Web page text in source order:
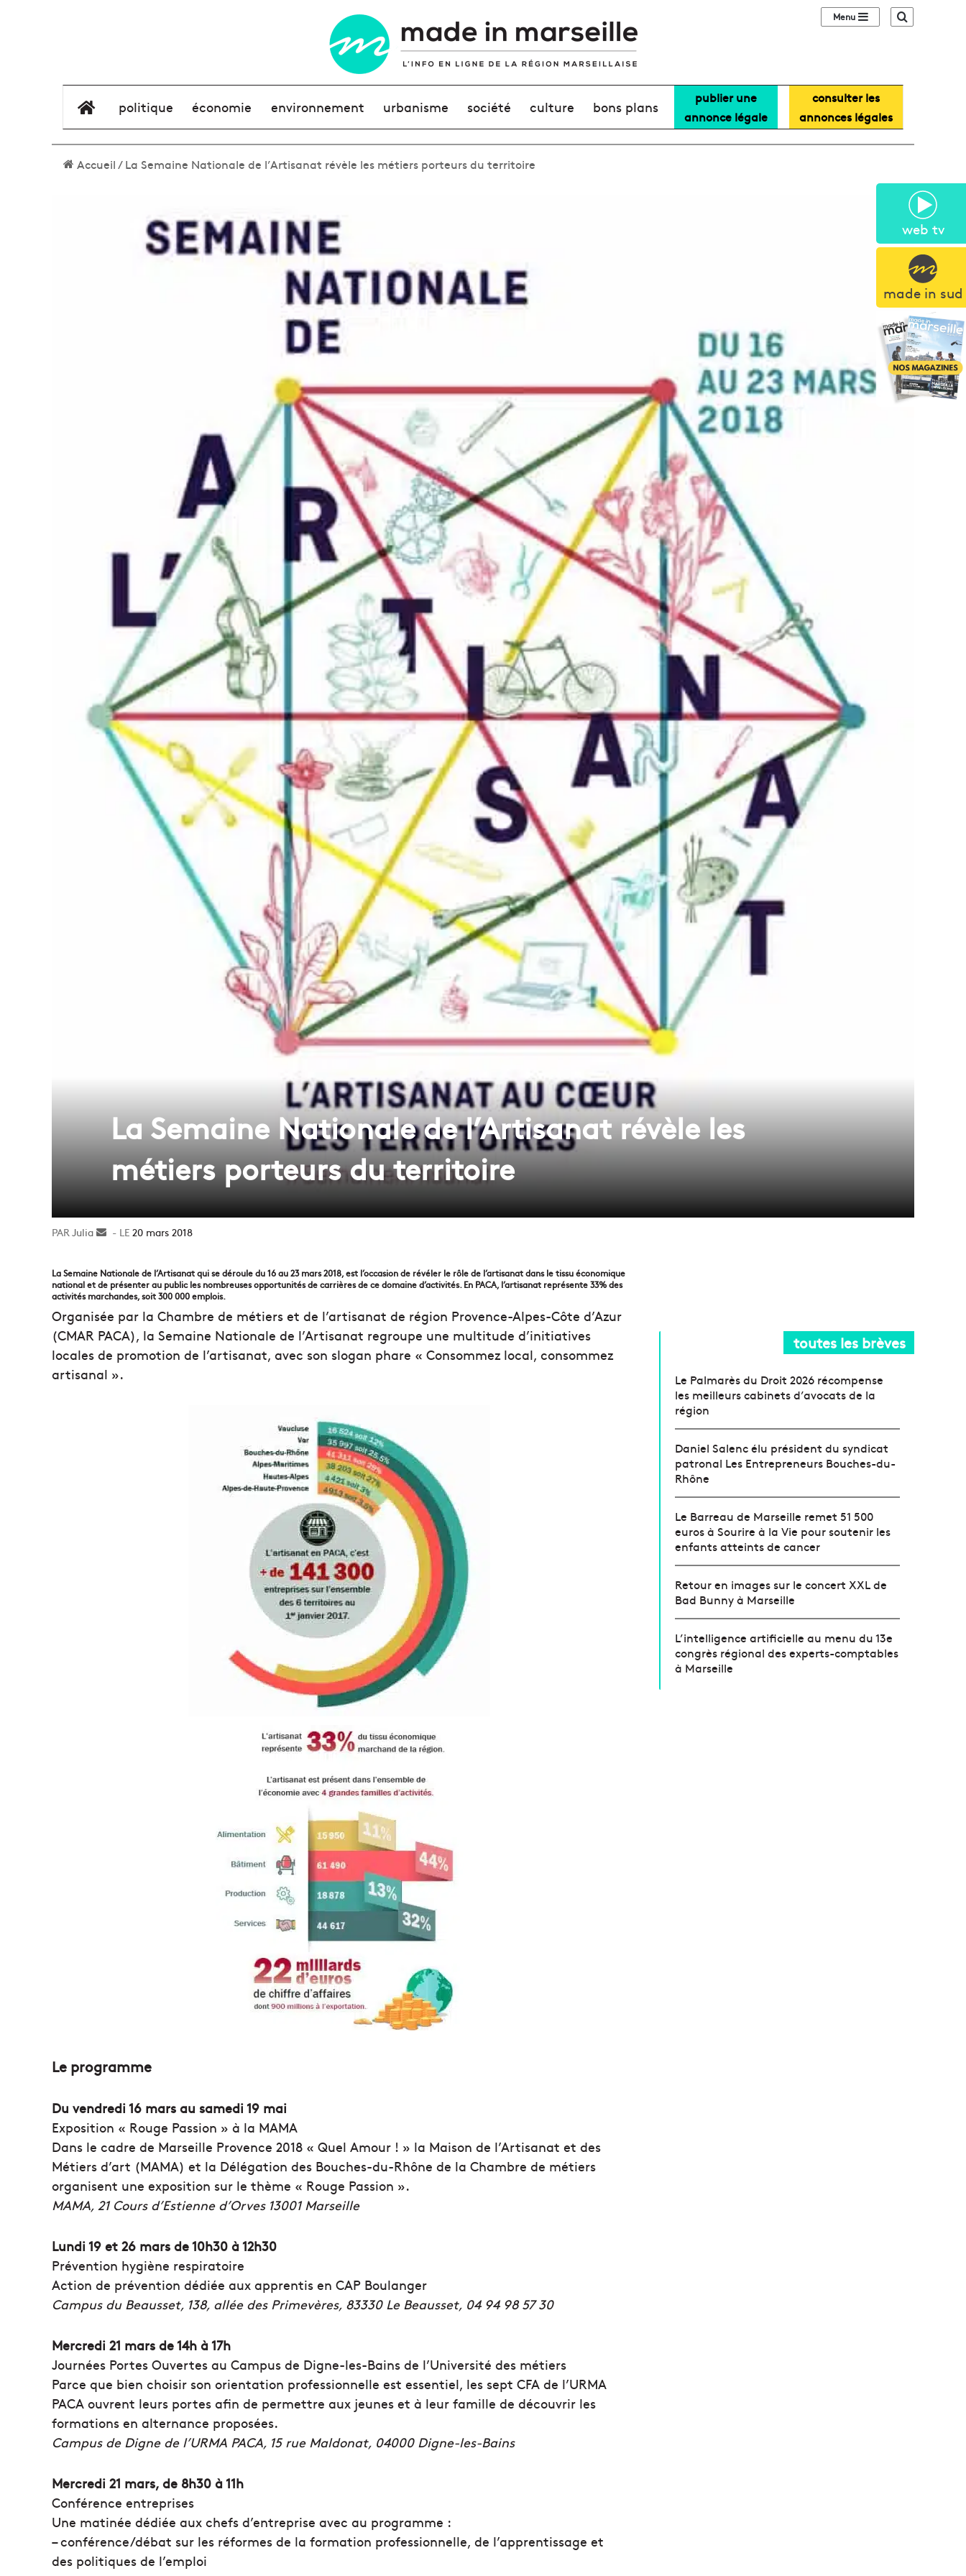
web tv
made in sud
Sidebar (barre
élément de menu
politique économie environnement urbanisme société culture bons plans
publier une
annonce légale
consulter les
annonces légales
Accueil/La Semaine Nationale de l’Artisanat révèle les métiers porteurs du territoire
La Semaine Nationale de l’Artisanat révèle les
métiers porteurs du territoire
Julia
Envoyer20 mars 2018
La Semaine Nationale de l’Artisanat qui se déroule du 16 au 23 mars 2018, est l’occasion de révéler le rôle de l’artisanat dans le tissu économique
national et de présenter au public les nombreuses opportunités de carrières de ce domaine d’activités. En PACA, l’artisanat représente 33% des
activités marchandes, soit 300 000 emplois.
Organisée par la Chambre de métiers et de l’artisanat de région Provence-Alpes-Côte d’Azur
(CMAR PACA), la Semaine Nationale de l’Artisanat regroupe une multitude d’initiatives
locales de promotion de l’artisanat, avec son slogan phare « Consommez local, consommez
artisanal ».
Le programme
Du vendredi 16 mars au samedi 19 mai
Exposition « Rouge Passion » à la MAMA
Dans le cadre de Marseille Provence 2018 « Quel Amour ! » la Maison de l’Artisanat et des
Métiers d’art (MAMA) et la Délégation des Bouches-du-Rhône de la Chambre de métiers
organisent une exposition sur le thème « Rouge Passion ».
MAMA, 21 Cours d’Estienne d’Orves 13001 Marseille
Lundi 19 et 26 mars de 10h30 à 12h30
Prévention hygiène respiratoire
Action de prévention dédiée aux apprentis en CAP Boulanger
Campus du Beausset, 138, allée des Primevères, 83330 Le Beausset, 04 94 98 57 30
Mercredi 21 mars de 14h à 17h
Journées Portes Ouvertes au Campus de Digne-les-Bains de l’Université des métiers
Parce que bien choisir son orientation professionnelle est essentiel, les sept CFA de l’URMA
PACA ouvrent leurs portes afin de permettre aux jeunes et à leur famille de découvrir les
formations en alternance proposées.
Campus de Digne de l’URMA PACA, 15 rue Maldonat, 04000 Digne-les-Bains
Mercredi 21 mars, de 8h30 à 11h
Conférence entreprises
Une matinée dédiée aux chefs d’entreprise avec au programme :
– conférence/débat sur les réformes de la formation professionnelle, de l’apprentissage et
des politiques de l’emploi
toutes les brèves
Le Palmarès du Droit 2026 récompense
les meilleurs cabinets d’avocats de la
région
Daniel Salenc élu président du syndicat
patronal Les Entrepreneurs Bouches-du-
Rhône
Le Barreau de Marseille remet 51 500
euros à Sourire à la Vie pour soutenir les
enfants atteints de cancer
Retour en images sur le concert XXL de
Bad Bunny à Marseille
L’intelligence artificielle au menu du 13e
congrès régional des experts-comptables
à Marseille